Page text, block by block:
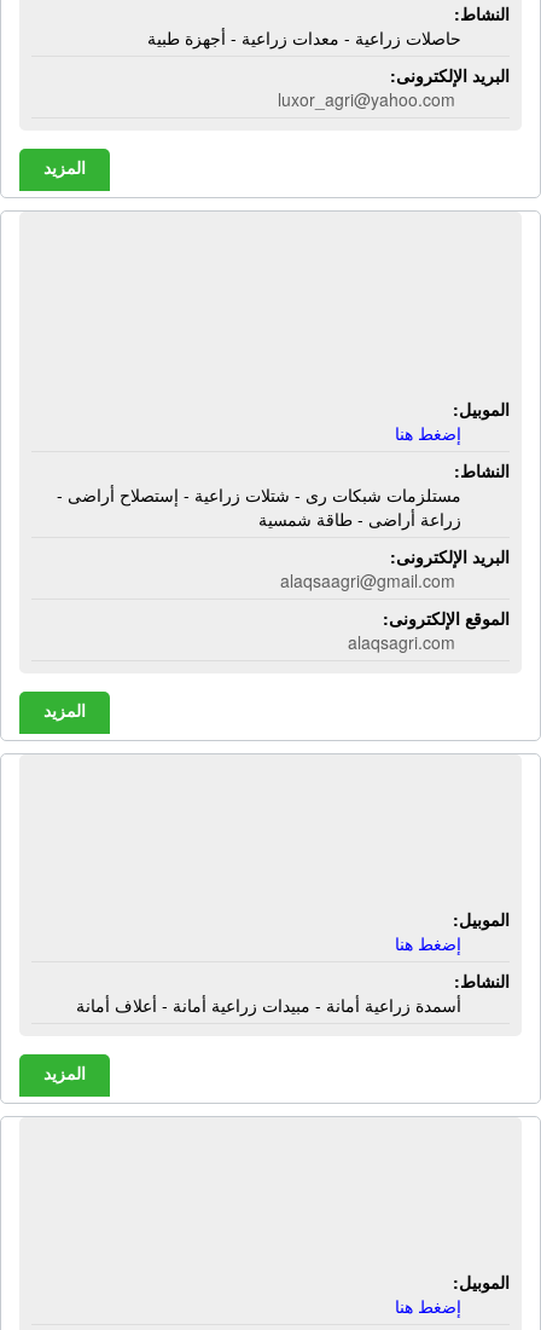
النشاط:
حاصلات زراعية - معدات زراعية - أجهزة طبية
البريد الإلكترونى:
luxor_agri@yahoo.com
المزيد
الموبيل:
إضغط هنا
النشاط:
مستلزمات شبكات رى - شتلات زراعية - إستصلاح أراضى -
زراعة أراضى - طاقة شمسية
البريد الإلكترونى:
alaqsaagri@gmail.com
الموقع الإلكترونى:
alaqsagri.com
المزيد
الموبيل:
إضغط هنا
النشاط:
أسمدة زراعية أمانة - مبيدات زراعية أمانة - أعلاف أمانة
المزيد
الموبيل:
إضغط هنا